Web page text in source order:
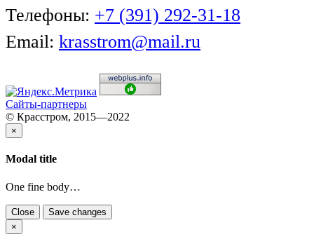
Телефоны: +7 (391) 292-31-18
Email: krasstrom@mail.ru
Сайты-партнеры
© Красстром, 2015—2022
×
Modal title
One fine body…
Close
Save changes
×